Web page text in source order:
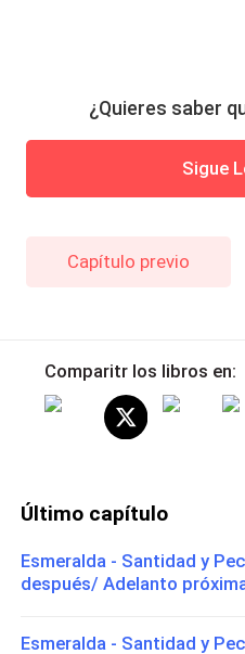
¿Quieres saber
Sigue
Capítulo previo
Comparitr los libros en:
Último capítulo
Esmeralda - Santidad y
después/ Adelanto
Esmeralda - Santidad y